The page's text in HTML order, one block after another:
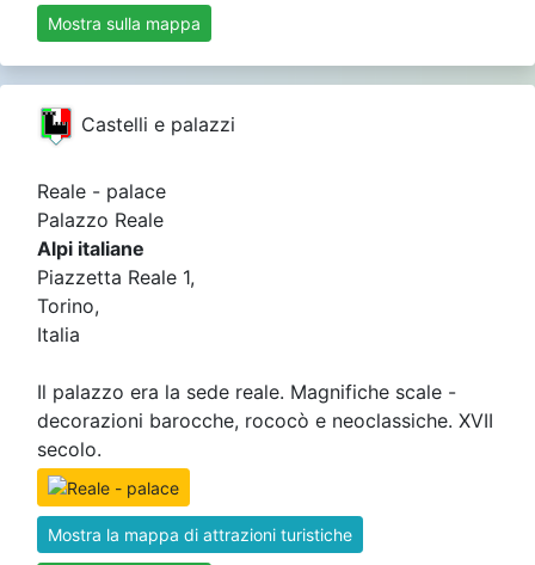
Mostra sulla mappa
Castelli e palazzi
Reale - palace
Palazzo Reale
Alpi italiane
Piazzetta Reale 1,
Torino,
Italia
Il palazzo era la sede reale. Magnifiche scale -
decorazioni barocche, rococò e neoclassiche. XVII
secolo.
Mostra la mappa di attrazioni turistiche